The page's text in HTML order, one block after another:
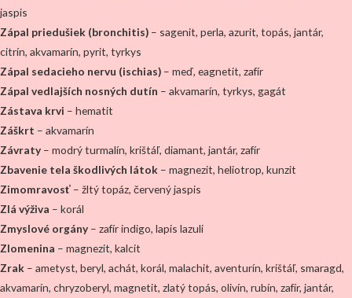
jaspis
Zápal priedušiek (bronchitis) – sagenit, perla, azurit, topás, jantár,
citrín, akvamarín, pyrit, tyrkys
Zápal sedacieho nervu (ischias) – meď, eagnetit, zafír
Zápal vedlajších nosných dutín – akvamarín, tyrkys, gagát
Zástava krvi – hematit
Záškrt – akvamarín
Závraty – modrý turmalín, krištáľ, diamant, jantár, zafír
Zbavenie tela škodlivých látok – magnezit, heliotrop, kunzit
Zimomravosť – žltý topáz, červený jaspis
Zlá výživa – korál
Zmyslové orgány – zafír indigo, lapis lazuli
Zlomenina – magnezit, kalcit
Zrak – ametyst, beryl, achát, korál, malachit, aventurín, krištáľ, smaragd,
akvamarín, chryzoberyl, magnetit, zlatý topás, olivín, rubín, zafír, jantár,